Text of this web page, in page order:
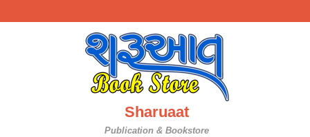
to
Sharuaat
Publication & Bookstore